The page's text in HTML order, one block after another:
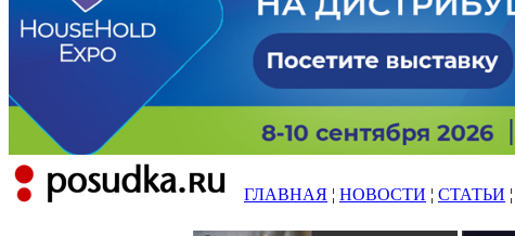
ГЛАВНАЯ ¦ НОВОСТИ ¦ СТАТЬИ ¦